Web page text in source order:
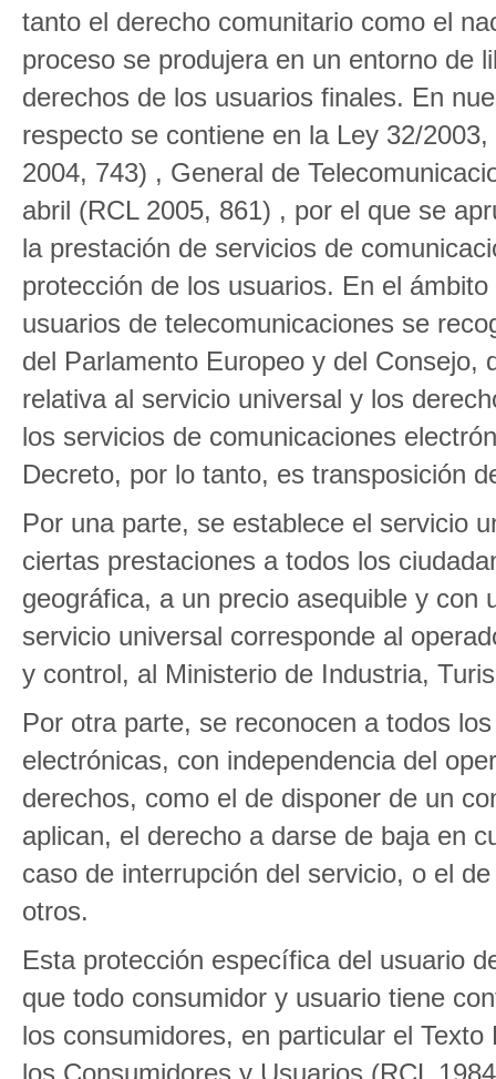
tanto el derecho comunitario como el
proceso se produjera en un entorno de
derechos de los usuarios finales. En
respecto se contiene en la Ley 32/
2004, 743) , General de
abril (RCL 2005, 861) , por el que se
la prestación de servicios de
protección de los usuarios. En el
usuarios de telecomunicaciones se
del Parlamento Europeo y del
relativa al servicio universal y los
los servicios de comunicaciones
Decreto, por lo tanto, es transposición
Por una parte, se establece el servicio
ciertas prestaciones a todos los
geográfica, a un precio asequible y con
servicio universal corresponde al
y control, al Ministerio de Industria,
Por otra parte, se reconocen a todos
electrónicas, con independencia del
derechos, como el de disponer de un
aplican, el derecho a darse de baja en
caso de interrupción del servicio, o el
otros.
Esta protección específica del usuario
que todo consumidor y usuario tiene
los consumidores, en particular el
los Consumidores y Usuarios (RCL